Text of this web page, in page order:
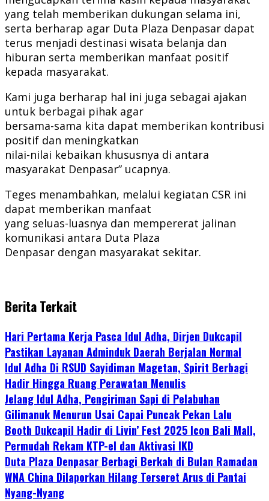
yang telah memberikan dukungan selama ini,
serta berharap agar Duta Plaza Denpasar dapat
terus menjadi destinasi wisata belanja dan
hiburan serta memberikan manfaat positif
kepada masyarakat.
Kami juga berharap hal ini juga sebagai ajakan
untuk berbagai pihak agar
bersama-sama kita dapat memberikan kontribusi
positif dan meningkatkan
nilai-nilai kebaikan khususnya di antara
masyarakat Denpasar” ucapnya.
Teges menambahkan, melalui kegiatan CSR ini
dapat memberikan manfaat
yang seluas-luasnya dan mempererat jalinan
komunikasi antara Duta Plaza
Denpasar dengan masyarakat sekitar.
Berita Terkait
Hari Pertama Kerja Pasca Idul Adha, Dirjen Dukcapil
Pastikan Layanan Adminduk Daerah Berjalan Normal
Idul Adha Di RSUD Sayidiman Magetan, Spirit Berbagi
Hadir Hingga Ruang Perawatan Menulis
Jelang Idul Adha, Pengiriman Sapi di Pelabuhan
Gilimanuk Menurun Usai Capai Puncak Pekan Lalu
Booth Dukcapil Hadir di Livin’ Fest 2025 Icon Bali Mall,
Permudah Rekam KTP-el dan Aktivasi IKD
Duta Plaza Denpasar Berbagi Berkah di Bulan Ramadan
WNA China Dilaporkan Hilang Terseret Arus di Pantai
Nyang-Nyang